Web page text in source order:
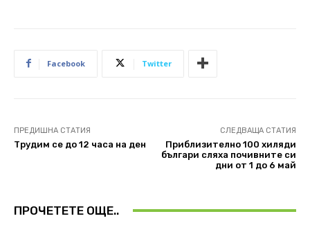
Facebook Twitter
ПРЕДИШНА СТАТИЯ
Трудим се до 12 часа на ден
СЛЕДВАЩА СТАТИЯ
Приблизително 100 хиляди
българи сляха почивните си
дни от 1 до 6 май
ПРОЧЕТЕТЕ ОЩЕ..